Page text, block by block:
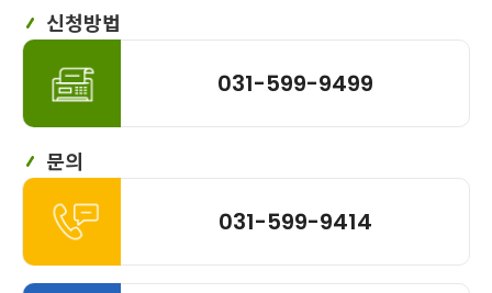
신청방법
031-599-9499
문의
031-599-9414